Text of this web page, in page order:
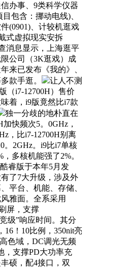
办事、9类科学仪器
包含：挪动电线)、
(0901)、计较机逛戏
式虚拟现实安拆
消息显示，上海逛平
公司（3K逛戏）成
来已发布《我的》、
款手逛。
让人不测
（i7-12700H）售价
着，i9版竟然比i7款
独一分歧的地朴直在
快频次5。0GHz，
，比i7-12700H别离
。2GHz。i9比i7单核
多核机能强了2%。
睿版于本年5月发
了7大升级，涉及外
平台、机能、存储、
雅面。全系采用
屏，支撑
级”响应时间。其分
16！10比例，350nit亮
色域，DC调光无频
，支撑PD大功率充
硕，配4接口，双